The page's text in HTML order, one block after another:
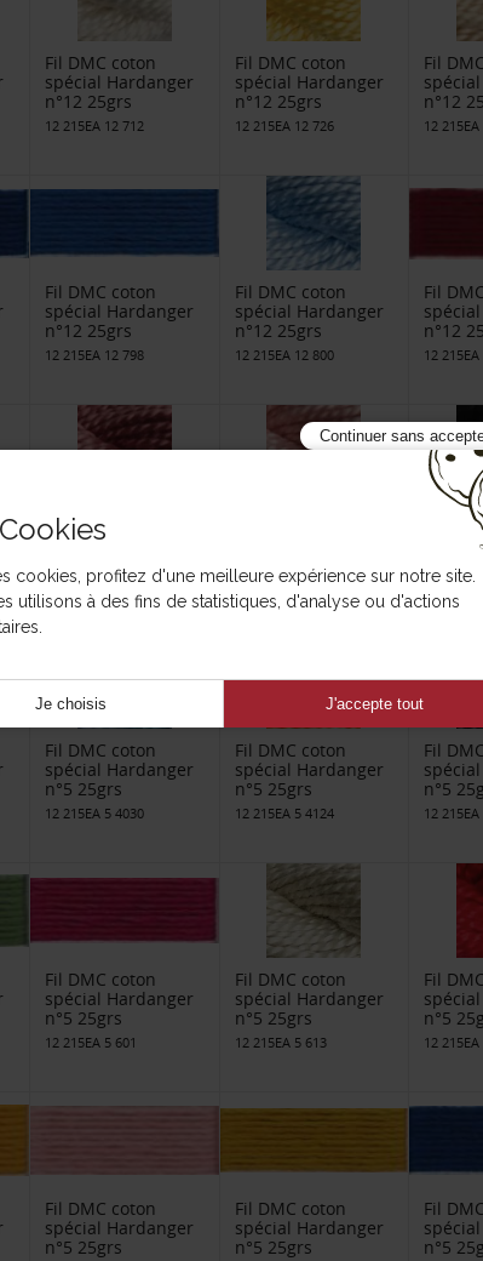
Fil DMC coton
spécial Hardanger
n°12 25grs
12 215EA 12 712
Fil DMC coton
spécial Hardanger
n°12 25grs
12 215EA 12 726
Fil
n°12
12
Fil DMC coton
spécial Hardanger
n°12 25grs
12 215EA 12 798
Fil DMC coton
spécial Hardanger
n°12 25grs
12 215EA 12 800
Fil
n°12
12
Fil DMC coton
spécial Hardanger
12 215EA 5 223 12 215EA 5 224
Fil
n°5
12 215EA
Fil DMC coton
spécial Hardanger
n°5 25grs
12 215EA 5 4030
Fil DMC coton
spécial Hardanger
n°5 25grs
12 215EA 5 4124
Fil
n°5
12
Fil DMC coton
spécial Hardanger
n°5 25grs
12 215EA 5 601
Fil DMC coton
spécial Hardanger
n°5 25grs
12 215EA 5 613
Fil
n°5
12
Fil DMC coton
spécial Hardanger
n°5 25grs
Fil DMC coton
spécial Hardanger
n°5 25grs
Fil
n°5
Continuer sans
cookies, profitez d'une meilleure expérience sur notre site.
utilisons à des fins de statistiques, d'analyse ou d'actions
Je choisis J'accepte tout